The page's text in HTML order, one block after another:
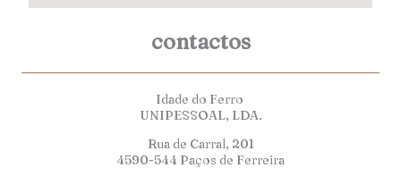
contactos
Idade do Ferro
UNIPESSOAL, LDA.
Rua de Carral, 201
4590-544 Paços de Ferreira